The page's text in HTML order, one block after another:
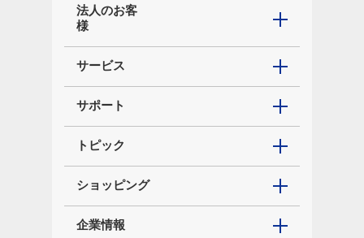
法人のお客
様
サービス
サポート
トピック
ショッピング
企業情報